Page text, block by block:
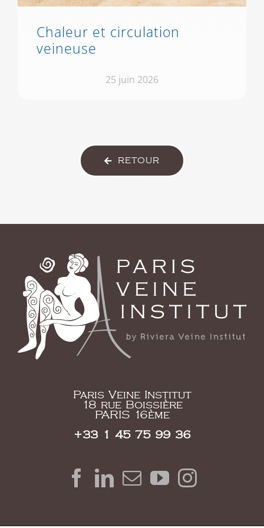
Chaleur et circulation
veineuse
25 juin 2026
RETOUR
Paris Veine Institut
18 rue Boissière
PARIS 16ème
+33 1 45 75 99 36